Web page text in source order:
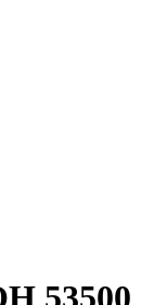
53500